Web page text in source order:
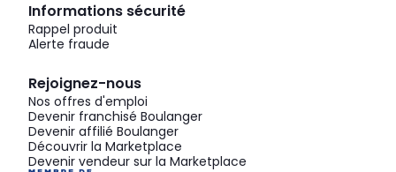
Informations sécurité
Rappel produit
Alerte fraude
Rejoignez-nous
Nos offres d'emploi
Devenir franchisé Boulanger
Devenir affilié Boulanger
Découvrir la Marketplace
Devenir vendeur sur la Marketplace